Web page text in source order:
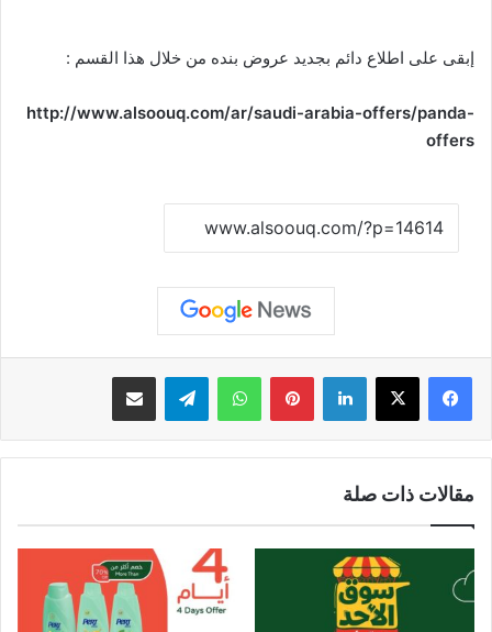
إبقى على اطلاع دائم بجديد عروض بنده من خلال هذا القسم :
http://www.alsoouq.com/ar/saudi-arabia-offers/panda-
offers
لينكدإن بينتيريستواتساب تيلقرام مشاركة عبر البريد
مقالات ذات صلة